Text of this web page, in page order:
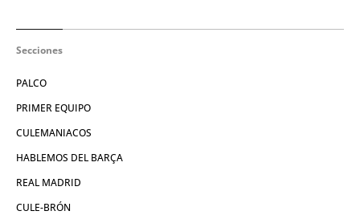
Secciones
PALCO
PRIMER EQUIPO
CULEMANIACOS
HABLEMOS DEL BARÇA
REAL MADRID
CULE-BRÓN